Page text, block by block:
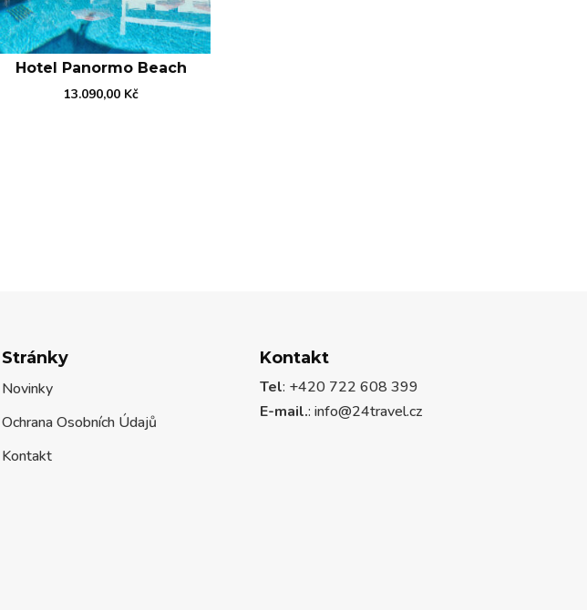
Hotel Panormo Beach
13.090,00 Kč
Stránky
Novinky
Ochrana Osobních Údajů
Kontakt
Kontakt
Tel: +420 722 608 399
E-mail.:info@24travel.cz